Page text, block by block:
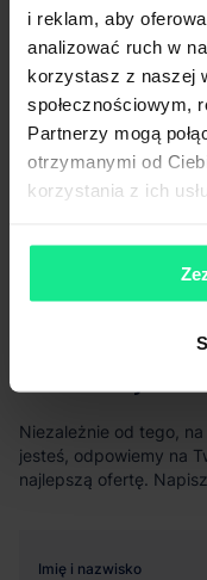
i reklam, aby
analizować ruch w
korzystasz z naszej
społecznościowym,
Partnerzy mogą
otrzymanymi od
korzystania z ich
Niezależnie od tego,
jesteś, odpowiemy na
najlepszą ofertę.
Imię i nazwisko